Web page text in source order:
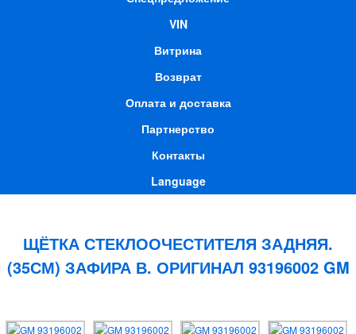
VIN
Витрина
Возврат
Оплата и доставка
Партнерство
Контакты
Language
ЩЁТКА СТЕКЛООЧЕСТИТЕЛЯ ЗАДНЯЯ.
(35СМ) ЗАФИРА В. ОРИГИНАЛ 93196002 GM